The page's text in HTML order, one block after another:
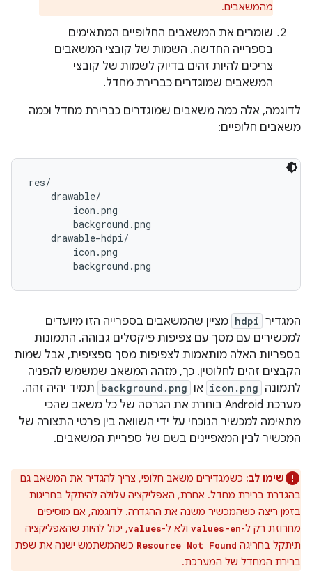
מהמשאבים.
שומרים את המשאבים החלופיים המתאימים
בספרייה החדשה. השמות של קובצי המשאבים
צריכים להיות זהים בדיוק לשמות של קובצי
המשאבים שמוגדרים כברירת מחדל.
לדוגמה, אלה כמה משאבים שמוגדרים כברירת מחדל וכמה
משאבים חלופיים:
res/
    drawable/
        icon.png
        background.png
    drawable-hdpi/
        icon.png
המגדיר hdpi מציין שהמשאבים בספרייה הזו מיועדים
למכשירים עם מסך עם צפיפות פיקסלים גבוהה. התמונות
בספריות האלה מותאמות לצפיפות מסך ספציפית, אבל שמות
הקבצים זהים לחלוטין. כך, מזהה המשאב שמשמש להפניה
לתמונה icon.png או background.png תמיד יהיה זהה.
מערכת Android בוחרת את הגרסה של כל משאב שהכי
מתאימה למכשיר הנוכחי על ידי השוואה בין פרטי התצורה של
המכשיר לבין המאפיינים בשם של ספריית המשאבים.
שימו לב: כשמגדירים משאב חלופי, צריך להגדיר את המשאב גם
בהגדרת ברירת מחדל. אחרת, האפליקציה עלולה להיתקל בחריגות
בזמן ריצה כשהמכשיר משנה את ההגדרה. לדוגמה, אם מוסיפים
מחרוזת רק ל-values-en ולא ל-values, יכול להיות שהאפליקציה
תיתקל בחריגה Resource Not Found כשהמשתמש ישנה את שפת
ברירת המחדל של המערכת.